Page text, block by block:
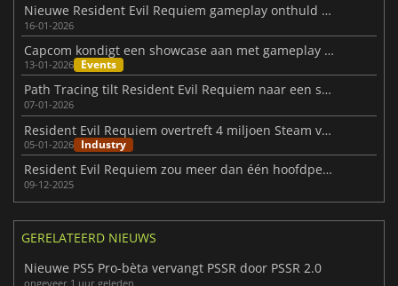
Nieuwe Resident Evil Requiem gameplay onthuld door Capcom
16-01-2026
Capcom kondigt een showcase aan met gameplay van Resident Evil Requiem
13-01-2026 Events
Path Tracing tilt Resident Evil Requiem naar een superieur niveau
07-01-2026
Resident Evil Requiem overtreft 4 miljoen Steam verlanglijstjes
05-01-2026 Industry
Resident Evil Requiem zou meer dan één hoofdpersoon kunnen hebben
09-12-2025
GERELATEERD NIEUWS
Nieuwe PS5 Pro-bèta vervangt PSSR door PSSR 2.0
ongeveer 1 uur geleden